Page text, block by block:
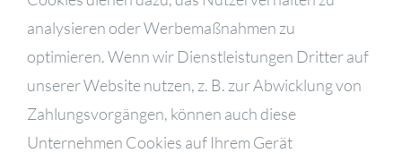
analysieren oder Werbemaßnahmen zu
optimieren. Wenn wir Dienstleistungen Dritter auf
unserer Website nutzen, z. B. zur Abwicklung von
Zahlungsvorgängen, können auch diese
Unternehmen Cookies auf Ihrem Gerät